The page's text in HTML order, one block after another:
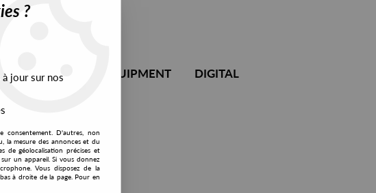
DJ EQUIPMENT DIGITAL
?
jour sur nos
consentement. D'autres, non
la mesure des annonces et du
de géolocalisation précises et
un appareil. Si vous donnez
Vous disposez de la
à droite de la page. Pour en